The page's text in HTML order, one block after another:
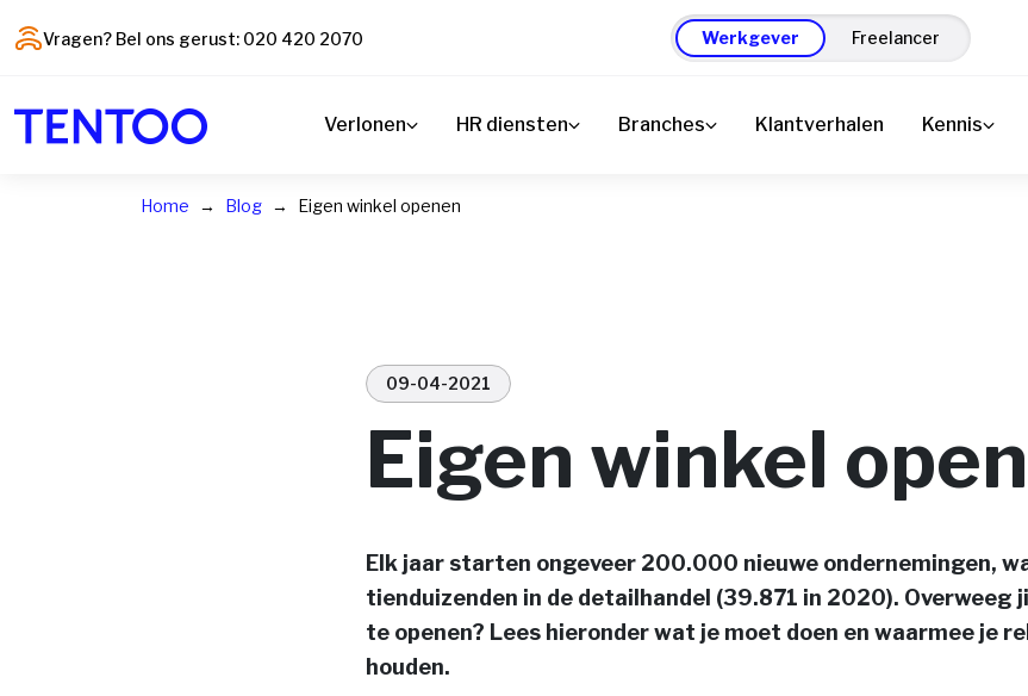
Vragen? Bel ons gerust: 020 420 2070 Werkgever Freelancer
Verlonen HR diensten Branches Klantverhalen Kennis
Home Blog Eigen winkel openen
09-04-2021
Eigen winkel
Elk jaar starten ongeveer 200.000 nieuwe ondernemingen,
tienduizenden in de detailhandel (39.871 in 2020). Overweeg
te openen? Lees hieronder wat je moet doen en waarmee je
houden.